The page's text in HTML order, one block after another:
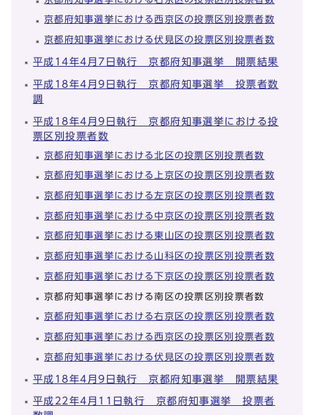
京都府知事選挙における西京区の投票区別投票者数
京都府知事選挙における伏見区の投票区別投票者数
平成14年4月7日執行 京都府知事選挙 開票結果
平成18年4月9日執行 京都府知事選挙 投票者数
調
平成18年4月9日執行 京都府知事選挙における投
票区別投票者数
京都府知事選挙における北区の投票区別投票者数
京都府知事選挙における上京区の投票区別投票者数
京都府知事選挙における左京区の投票区別投票者数
京都府知事選挙における中京区の投票区別投票者数
京都府知事選挙における東山区の投票区別投票者数
京都府知事選挙における山科区の投票区別投票者数
京都府知事選挙における下京区の投票区別投票者数
京都府知事選挙における南区の投票区別投票者数
京都府知事選挙における右京区の投票区別投票者数
京都府知事選挙における西京区の投票区別投票者数
京都府知事選挙における伏見区の投票区別投票者数
平成18年4月9日執行 京都府知事選挙 開票結果
平成22年4月11日執行 京都府知事選挙 投票者